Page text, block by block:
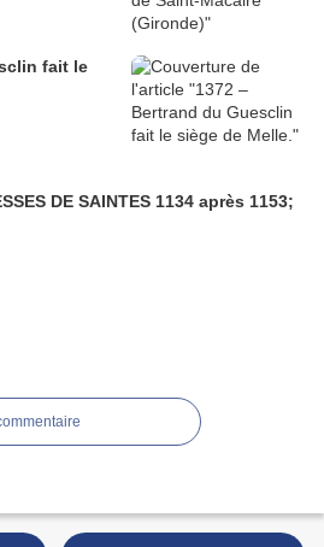
fait le
DE SAINTES 1134 après 1153;